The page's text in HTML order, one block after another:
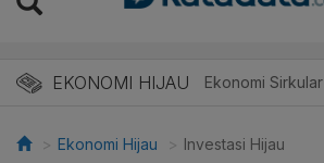
EKONOMI HIJAU
Energi Baru Ekonomi Sirkular
Ekonomi Hijau Investasi Hijau